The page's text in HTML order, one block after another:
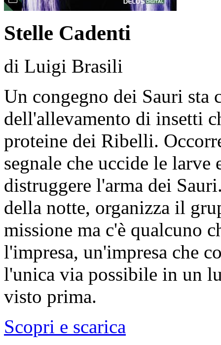
Stelle Cadenti
di Luigi Brasili
Un congegno dei Sauri sta
dell'allevamento di insetti
proteine dei Ribelli.
segnale che uccide le larve
distruggere l'arma dei
della notte, organizza il
missione ma c'è qualcuno
l'impresa, un'impresa che
l'unica via possibile in un
visto prima.
Scopri e scarica